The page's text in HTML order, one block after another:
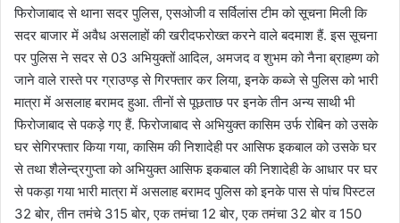
फिरोजाबाद से थाना सदर पुलिस, एसओजी व सर्विलांस टीम को सूचना मिली कि
सदर बाजार में अवैध असलाहों की खरीदफरोख्त करने वाले बदमाश हैं. इस सूचना
पर पुलिस ने सदर से 03 अभियुक्तों आदिल, अमजद व शुभम को नैना ब्राहम्ण को
जाने वाले रास्ते पर ग्राउण्ड़ से गिरफ्तार कर लिया, इनके कब्जे से पुलिस को भारी
मात्रा में असलाह बरामद हुआ. तीनों से पूछताछ पर इनके तीन अन्य साथी भी
फिरोजाबाद से पकड़े गए हैं. फिरोजाबाद से अभियुक्त कासिम उर्फ रोबिन को उसके
घर सेगिरफ्तार किया गया, कासिम की निशादेही पर आसिफ इकबाल को उसके घर
से तथा शैलेन्द्रगुप्ता को अभियुक्त आसिफ इकबाल की निशादेही के आधार पर घर
से पकड़ा गया भारी मात्रा में असलाह बरामद पुलिस को इनके पास से पांच पिस्टल
32 बोर, तीन तमंचे 315 बोर, एक तमंचा 12 बोर, एक तमंचा 32 बोर व 150